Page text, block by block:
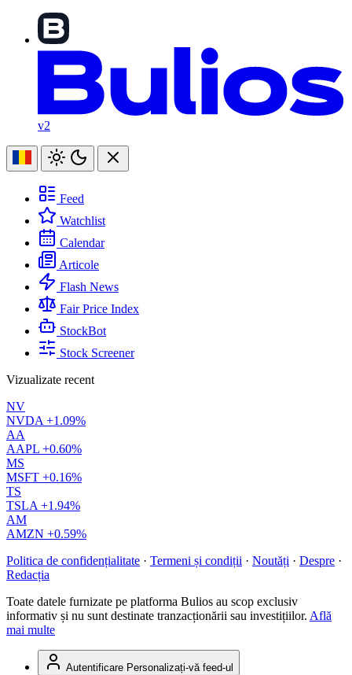
v2
Feed
Watchlist
Calendar
Articole
Flash News
Fair Price Index
StockBot
Stock Screener
Vizualizate recent
NV
NVDA +1.09%
AA
AAPL +0.60%
MS
MSFT +0.16%
TS
TSLA +1.94%
AM
AMZN +0.59%
Politica de confidențialitate · Termeni și condiții · Noutăți · Despre ·
Redacția
Toate datele furnizate pe platforma Bulios au scop exclusiv
informativ și nu sunt destinate tranzacționării sau investițiilor. Află
mai multe
Autentificare Personalizați-vă feed-ul